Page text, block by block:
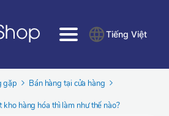
Tiếng Việt
gặp
Bán hàng tại cửa hàng
hàng hóa thì làm như thế nào?